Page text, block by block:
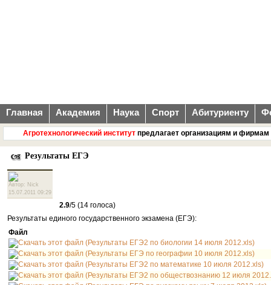
Главная Академия Наука Спорт Абитуриенту
Агротехнологический институтпредлагает организациям и фирмам
Результаты ЕГЭ
Автор: Nick
15.07.2011 09:29
2.9/5 (14 голоса)
Результаты единого государственного экзамена (ЕГЭ):
Файл